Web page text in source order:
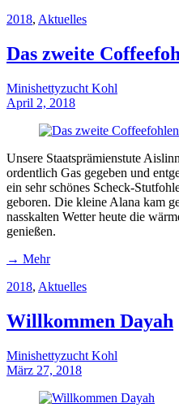
2018, Aktuelles
Das zweite
Minishettyzucht Kohl
April 2, 2018
Unsere Staatsprämienstute
ordentlich Gas gegeben und
ein sehr schönes Scheck-
geboren. Die kleine Alana kam
nasskalten Wetter heute die
genießen.
→ Mehr
2018, Aktuelles
Willkommen Dayah
Minishettyzucht Kohl
März 27, 2018